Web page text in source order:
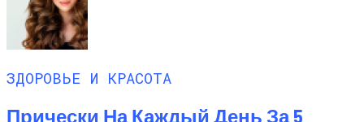
ЗДОРОВЬЕ И КРАСОТА
Прически На Каждый День За 5